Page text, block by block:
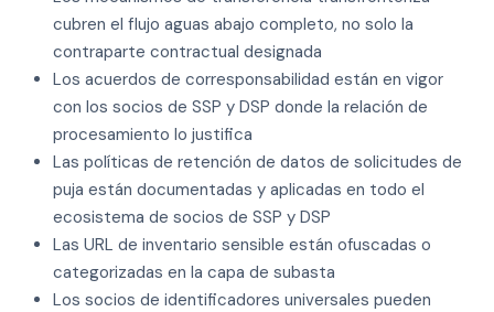
cubren el flujo aguas abajo completo, no solo la
contraparte contractual designada
Los acuerdos de corresponsabilidad están en vigor
con los socios de SSP y DSP donde la relación de
procesamiento lo justifica
Las políticas de retención de datos de solicitudes de
puja están documentadas y aplicadas en todo el
ecosistema de socios de SSP y DSP
Las URL de inventario sensible están ofuscadas o
categorizadas en la capa de subasta
Los socios de identificadores universales pueden